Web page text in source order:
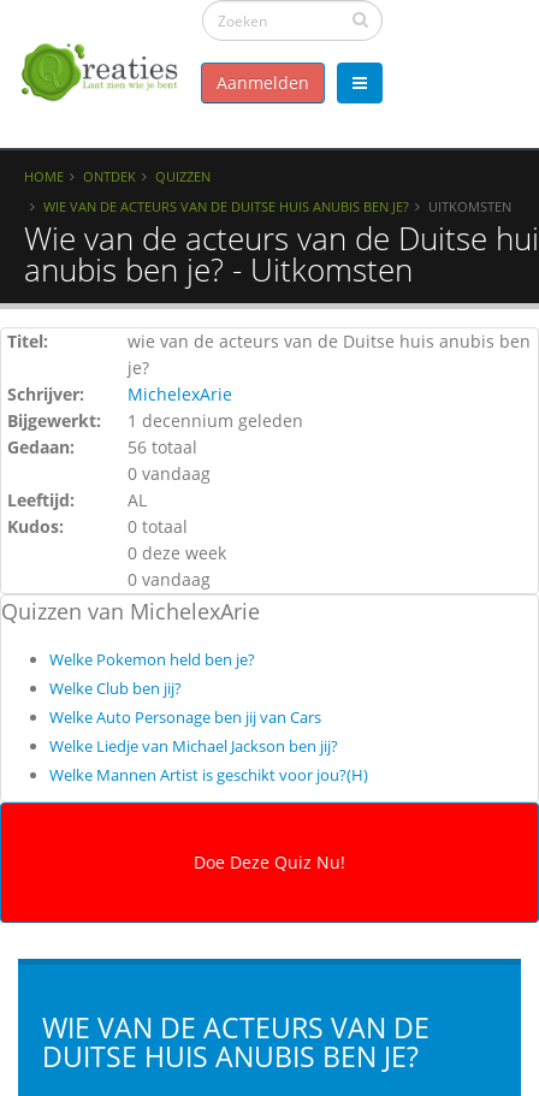
Aanmelden
HOME ONTDEK
QUIZZEN
WIE VAN DE ACTEURS VAN DE DUITSE HUIS ANUBIS BEN JE?
UITKOMSTEN
Wie van de acteurs van de Duitse
anubis ben je? - Uitkomsten
Titel:
wie van de acteurs van de Duitse huis anubis ben
je?
Schrijver:
MichelexArie
Bijgewerkt:
1 decennium geleden
Gedaan:
56 totaal
0 vandaag
Leeftijd:
AL
Kudos:
0 totaal
0 deze week
0 vandaag
Quizzen van MichelexArie
Welke Pokemon held ben je?
Welke Club ben jij?
Welke Auto Personage ben jij van Cars
Welke Liedje van Michael Jackson ben jij?
Welke Mannen Artist is geschikt voor jou?(H)
WIE VAN DE ACTEURS VAN DE
DUITSE HUIS ANUBIS BEN JE?